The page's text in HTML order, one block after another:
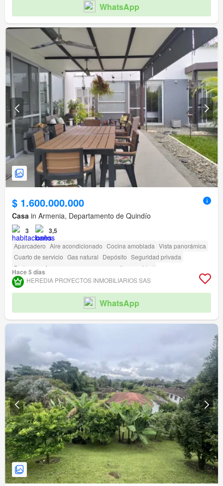
WhatsApp
$ 1.600.000.000
Casa in Armenia, Departamento de Quindío
3 3,5
Aparcadero Aire acondicionado Cocina amoblada Vista panorámica
Cuarto de servicio Gas natural Depósito Seguridad privada
Barbecue
Acceso para personas con discapacidad
Hace 5 días
HEREDIA PROYECTOS INMOBILIARIOS SAS
WhatsApp